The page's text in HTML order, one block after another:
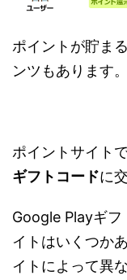
ポイントが貯ま
ンツもあります。
ポイントサイト
ギフトコードに
Google Playギフ
イトはいくつか
イトによって異